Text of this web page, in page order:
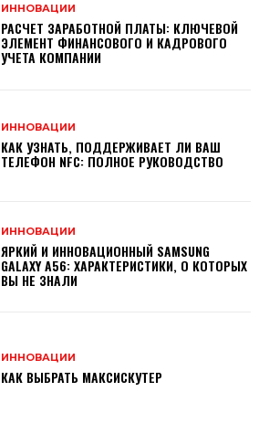
ИННОВАЦИИ
РАСЧЕТ ЗАРАБОТНОЙ ПЛАТЫ: КЛЮЧЕВОЙ
ЭЛЕМЕНТ ФИНАНСОВОГО И КАДРОВОГО
УЧЕТА КОМПАНИИ
ИННОВАЦИИ
КАК УЗНАТЬ, ПОДДЕРЖИВАЕТ ЛИ ВАШ
ТЕЛЕФОН NFC: ПОЛНОЕ РУКОВОДСТВО
ИННОВАЦИИ
ЯРКИЙ И ИННОВАЦИОННЫЙ SAMSUNG
GALAXY A56: ХАРАКТЕРИСТИКИ, О КОТОРЫХ
ВЫ НЕ ЗНАЛИ
ИННОВАЦИИ
КАК ВЫБРАТЬ МАКСИСКУТЕР